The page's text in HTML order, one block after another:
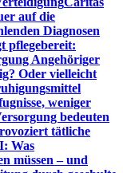
auf die
Diagnosen
pflegebereit:
Angehöriger
Oder vielleicht
weniger
bedeuten
tätliche
Was
müssen – und